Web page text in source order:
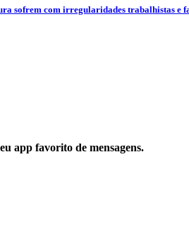
sofrem com irregularidades trabalhistas e
app favorito de mensagens.